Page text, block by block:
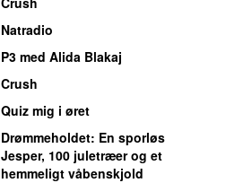
Natradio
P3 med Alida Blakaj
Crush
Quiz mig i øret
Drømmeholdet: En sporløs
Jesper, 100 juletræer og et
hemmeligt våbenskjold